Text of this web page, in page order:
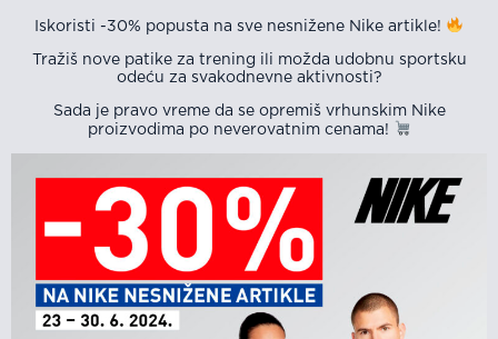
Iskoristi -30% popusta na sve nesnižene Nike artikle!
Tražiš nove patike za trening ili možda udobnu sportsku
odeću za svakodnevne aktivnosti?
Sada je pravo vreme da se opremiš vrhunskim Nike
proizvodima po neverovatnim cenama!